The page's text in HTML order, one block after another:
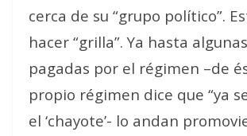
cerca de su “grupo político”.
hacer “grilla”. Ya hasta
pagadas por el régimen –de
propio régimen dice que “ya
el ‘chayote’- lo andan